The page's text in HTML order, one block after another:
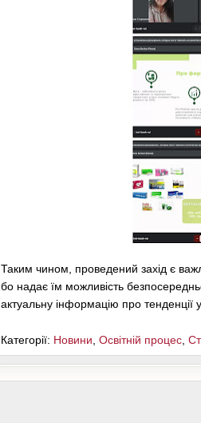
Таким чином, проведений захід є
бо надає їм можливість
актуальну інформацію про тенденції
Категорії: Новини Освітній процес